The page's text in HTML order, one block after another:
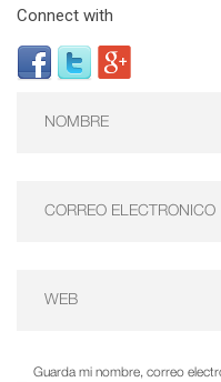
Connect with
Guarda mi nombre, correo